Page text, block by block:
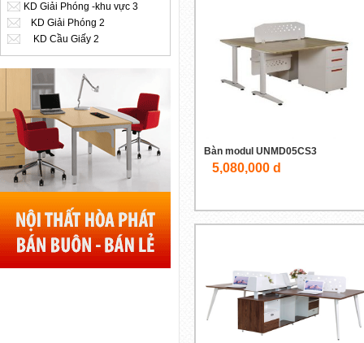
KD Giải Phóng -khu vực 3
KD Giải Phóng 2
KD Cầu Giấy 2
Bàn modul UNMD05CS3
5,080,000 d